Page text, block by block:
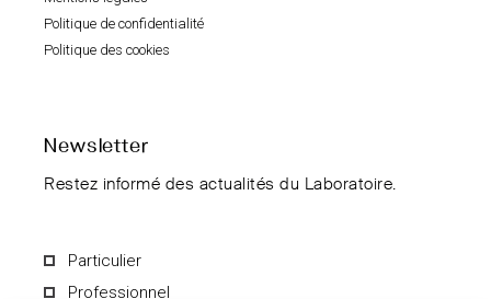
Politique de confidentialité
Politique des cookies
Newsletter
Restez informé des actualités du Laboratoire.
Particulier
Professionnel